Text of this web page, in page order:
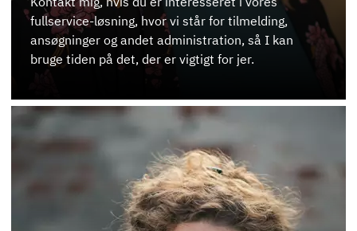
fullservice-løsning, hvor vi står for tilmelding,
ansøgninger og andet administration, så I kan
bruge tiden på det, der er vigtigt for jer.